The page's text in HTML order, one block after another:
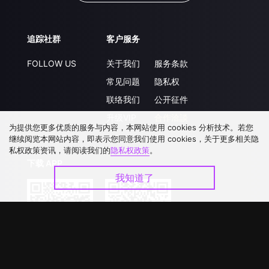
追踪社群
FOLLOW US
客户服务
关于我们
常见问题
联络我们
服务条款
隐私权
公开征件
为提供您更多优质的服务与内容，本网站使用 cookies 分析技术。若您
继续阅览本网站内容，即表示您同意我们使用 cookies，关于更多相关隐
私权政策资讯，请阅读我们的隐私权政策。
我知道了